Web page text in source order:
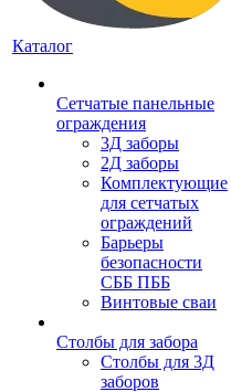
Каталог
Сетчатые панельные
ограждения
3Д заборы
2Д заборы
Комплектующие
для сетчатых
ограждений
Барьеры
безопасности
СББ ПББ
Винтовые сваи
Столбы для забора
Столбы для 3Д
заборов